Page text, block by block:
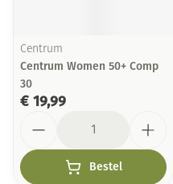
Centrum
Centrum Women 50+ Comp
30
€ 19,99
Bestel